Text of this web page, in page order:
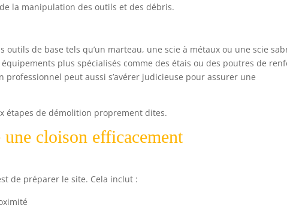
la manipulation des outils et des débris.
outils de base tels qu’un marteau, une scie à métaux ou une scie
plus spécialisés comme des étais ou des poutres de
professionnel peut aussi s’avérer judicieuse pour assurer une
étapes de démolition proprement dites.
cloison efficacement
de préparer le site. Cela inclut :